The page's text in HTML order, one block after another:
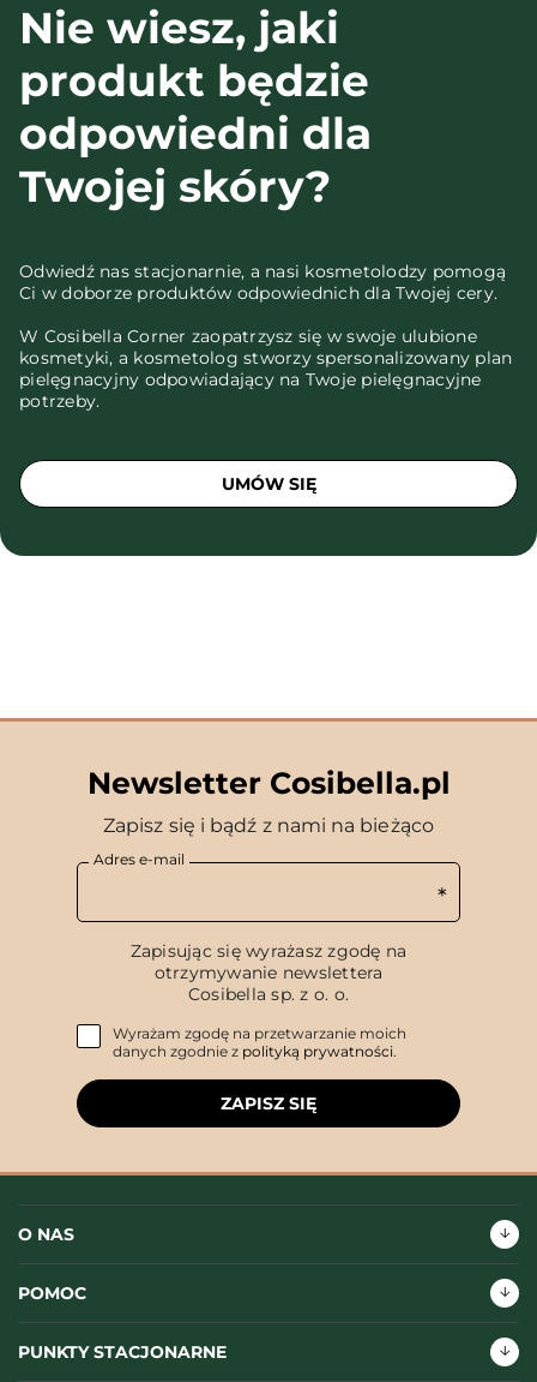
Nie wiesz, jaki
produkt będzie
odpowiedni dla
Twojej skóry?
Odwiedź nas stacjonarnie, a nasi kosmetolodzy pomogą
Ci w doborze produktów odpowiednich dla Twojej cery.
W Cosibella Corner zaopatrzysz się w swoje ulubione
kosmetyki, a kosmetolog stworzy spersonalizowany plan
pielęgnacyjny odpowiadający na Twoje pielęgnacyjne
potrzeby.
UMÓW SIĘ
Newsletter Cosibella.pl
Zapisz się i bądź z nami na bieżąco
Adres e-mail
Zapisując się wyrażasz zgodę na
otrzymywanie newslettera
Cosibella sp. z o. o.
Wyrażam zgodę na przetwarzanie moich
danych zgodnie z polityką prywatności.
ZAPISZ SIĘ
O NAS
POMOC
PUNKTY STACJONARNE